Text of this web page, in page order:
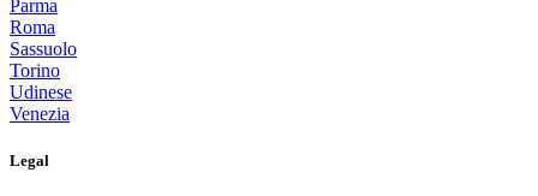
Parma
Roma
Sassuolo
Torino
Udinese
Venezia
Legal